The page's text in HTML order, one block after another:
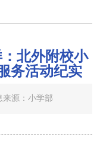
北外附校小
务活动纪实
来源：小学部